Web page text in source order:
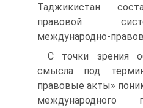
Таджикистан
правовой
международно-
С точки зрения
смысла под
правовые акты»
международного